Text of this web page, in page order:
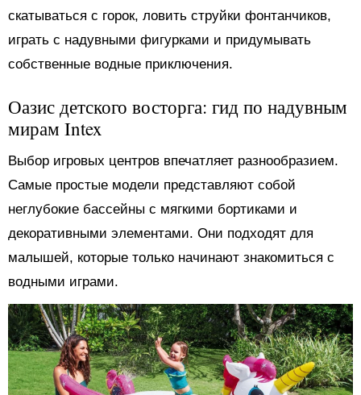
скатываться с горок, ловить струйки фонтанчиков,
играть с надувными фигурками и придумывать
собственные водные приключения.
Оазис детского восторга: гид по надувным
мирам Intex
Выбор игровых центров впечатляет разнообразием.
Самые простые модели представляют собой
неглубокие бассейны с мягкими бортиками и
декоративными элементами. Они подходят для
малышей, которые только начинают знакомиться с
водными играми.